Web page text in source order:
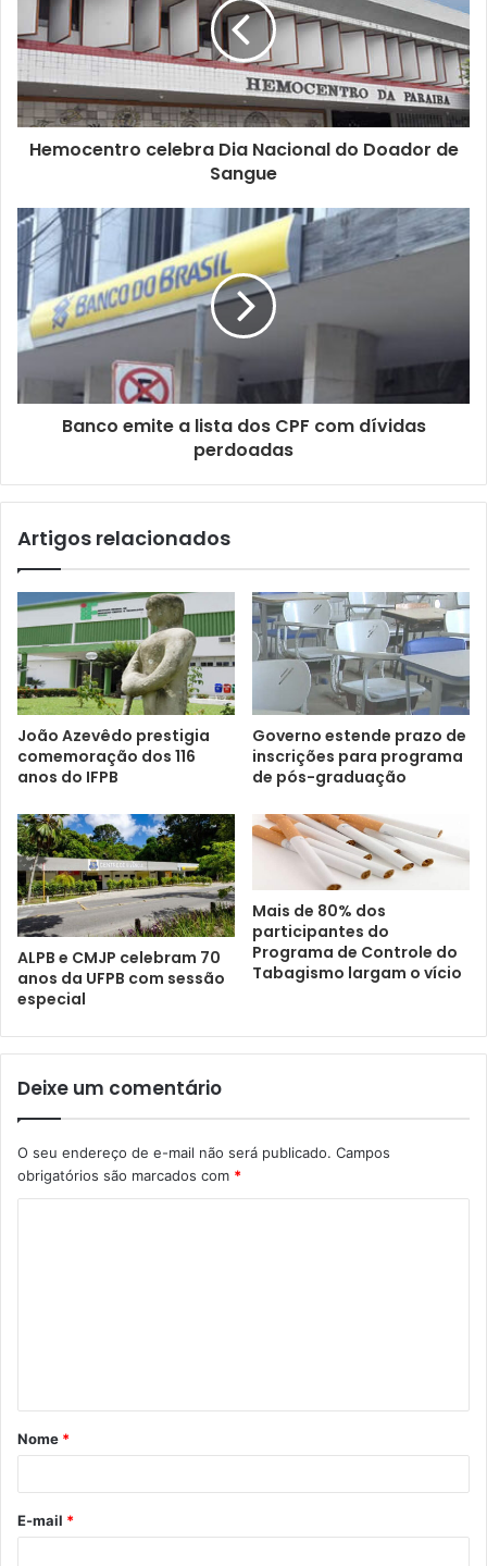
n
d
e
r
e
e
m
i
Hemocentro celebra Dia Nacional do Doador de
Sangue
Banco emite a lista dos CPF com dívidas
perdoadas
Artigos relacionados
João Azevêdo prestigia
comemoração dos 116
anos do IFPB
Governo estende prazo de
inscrições para programa
de pós-graduação
ALPB e CMJP celebram 70
anos da UFPB com sessão
especial
Mais de 80% dos
participantes do
Programa de Controle do
Tabagismo largam o vício
Deixe um comentário
O seu endereço de e-mail não será publicado. Campos
obrigatórios são marcados com *
Nome *
E-mail *